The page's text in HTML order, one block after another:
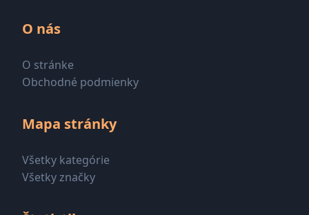
O nás
O stránke
Obchodné podmienky
Mapa stránky
Všetky kategórie
Všetky značky